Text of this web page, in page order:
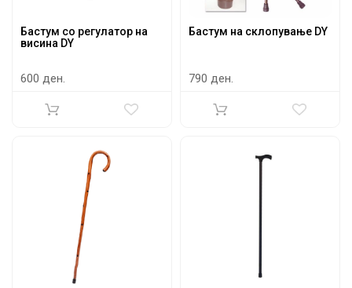
Бастум со регулатор на
висина DY
600 ден.
Бастум на склопување DY
790 ден.